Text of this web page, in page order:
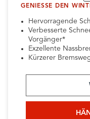
GENIESSE DEN
Hervorragende
Verbesserte
Vorgänger*
Exzellente
Kürzerer